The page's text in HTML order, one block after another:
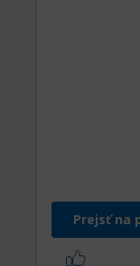
Prejsť na